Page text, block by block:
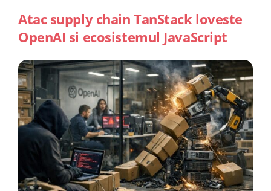
Atac supply chain TanStack loveste
OpenAI si ecosistemul JavaScript